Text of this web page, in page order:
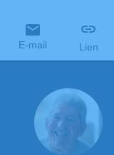
E-mail Lien